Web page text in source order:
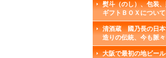
熨斗（のし）、包装
ギフトＢＯＸについて
清酒蔵 國乃長の日
造りの伝統、今も脈々
大阪で最初の地ビー